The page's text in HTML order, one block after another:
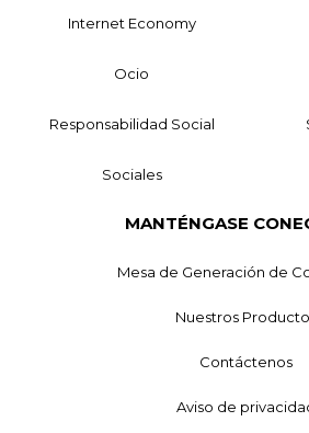
Internet Economy
Ocio
Responsabilidad Social
Sociales
MANTÉNGASE
Mesa de Generación de
Nuestros
Contáctenos
Aviso de